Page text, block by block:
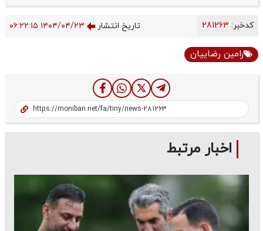
کدخبر: تاریخ انتشار ۱۴۰۴/۰۴/۲۳ ۰۶:۲۲:۱۵
رامین رضاییان
اخبار مرتبط